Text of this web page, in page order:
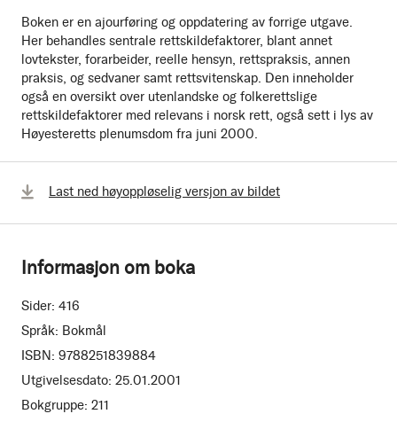
Boken er en ajourføring og oppdatering av forrige utgave.
Her behandles sentrale rettskildefaktorer, blant annet
lovtekster, forarbeider, reelle hensyn, rettspraksis, annen
praksis, og sedvaner samt rettsvitenskap. Den inneholder
også en oversikt over utenlandske og folkerettslige
rettskildefaktorer med relevans i norsk rett, også sett i lys av
Høyesteretts plenumsdom fra juni 2000.
Last ned høyoppløselig versjon av bildet
Informasjon om boka
Sider: 416
Språk: Bokmål
ISBN: 9788251839884
Utgivelsesdato: 25.01.2001
Bokgruppe: 211